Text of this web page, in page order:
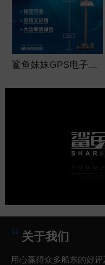
鲨鱼妹妹GPS电子锚（船用）大功率顶流机ss600
关于我们
用心赢得众多船东的好